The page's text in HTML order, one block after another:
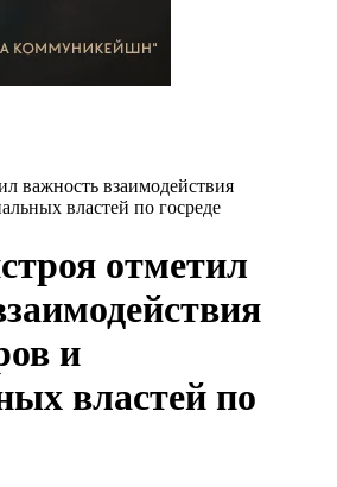
важность взаимодействия
властей по госреде
отметил
и
властей по